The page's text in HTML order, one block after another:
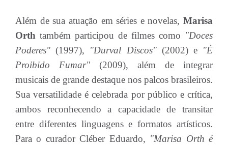
Além de sua atuação em séries e novelas, Marisa
Orth também participou de filmes como "Doces
Poderes"(1997), "Durval Discos" (2002) e"É
Proibido Fumar" (2009), além de integrar
musicais de grande destaque nos palcos brasileiros.
Sua versatilidade é celebrada por público e crítica,
ambos reconhecendo a capacidade de transitar
entre diferentes linguagens e formatos artísticos.
Para o curador Cléber Eduardo, "Marisa Orth é